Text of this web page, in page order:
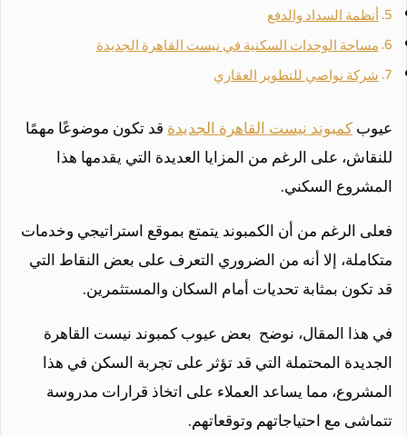
أنظمة السداد والدفع
مساحة الوحدات السكنية في نيست القاهرة الجديدة
شركة نواصي للتطوير العقاري
عيوبكمبوند نيست القاهرة الجديدةقد تكون موضوعًا مهمًا
للنقاش، على الرغم من المزايا العديدة التي يقدمها هذا
المشروع السكني.
فعلى الرغم من أن الكمبوند يتمتع بموقع استراتيجي وخدمات
متكاملة، إلا أنه من الضروري التعرف على بعض النقاط التي
قد تكون بمثابة تحديات أمام السكان والمستثمرين.
في هذا المقال، نوضح بعض عيوب كمبوند نيست القاهرة
الجديدة المحتملة التي قد تؤثر على تجربة السكن في هذا
المشروع، مما يساعد العملاء على اتخاذ قرارات مدروسة
تتماشى مع احتياجاتهم وتوقعاتهم.